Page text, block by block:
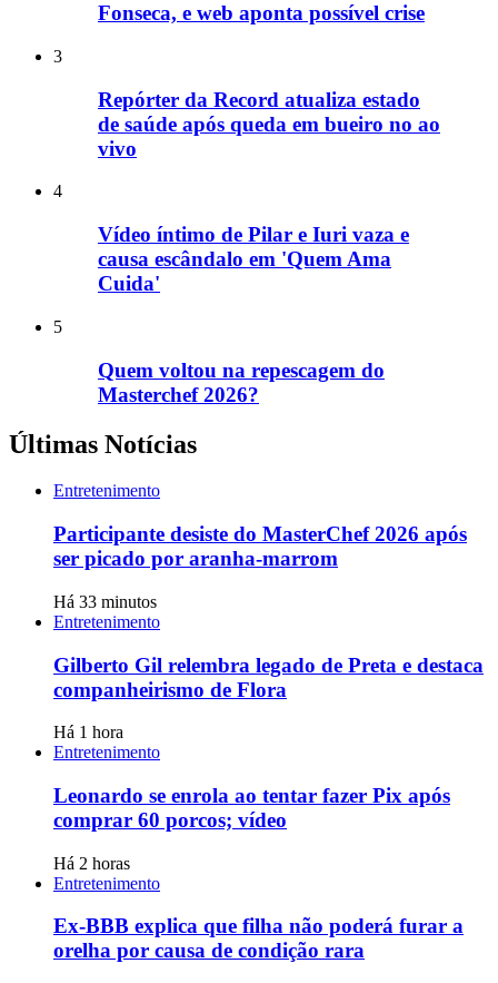
Fonseca, e web aponta possível crise
3
Repórter da Record atualiza estado
de saúde após queda em bueiro no ao
vivo
4
Vídeo íntimo de Pilar e Iuri vaza e
causa escândalo em 'Quem Ama
Cuida'
5
Quem voltou na repescagem do
Masterchef 2026?
Últimas Notícias
Entretenimento
Participante desiste do MasterChef 2026 após
ser picado por aranha-marrom
Há 33 minutos
Entretenimento
Gilberto Gil relembra legado de Preta e destaca
companheirismo de Flora
Há 1 hora
Entretenimento
Leonardo se enrola ao tentar fazer Pix após
comprar 60 porcos; vídeo
Há 2 horas
Entretenimento
Ex-BBB explica que filha não poderá furar a
orelha por causa de condição rara